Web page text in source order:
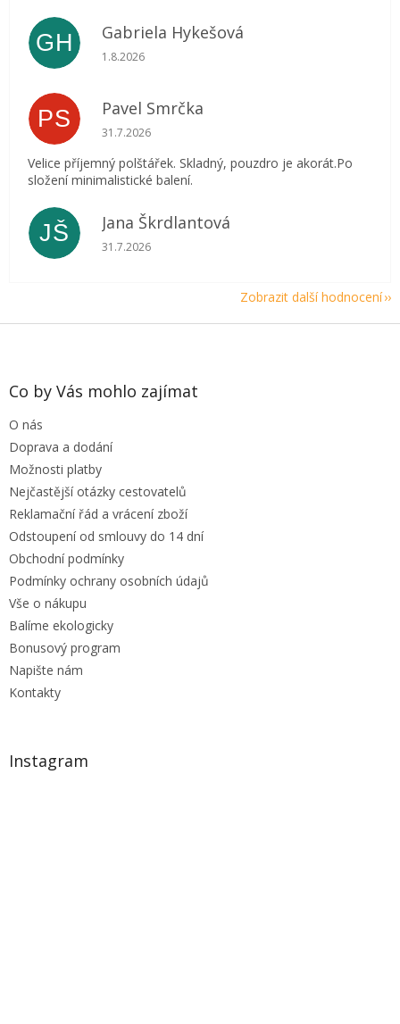
GH Gabriela Hykešová
Hodnocení obchodu je 5 z 5 hvězdiček.
1.8.2026
PS Pavel Smrčka
Hodnocení obchodu je 5 z 5 hvězdiček.
31.7.2026
Velice příjemný polštářek. Skladný, pouzdro je akorát.Po
složení minimalistické balení.
JŠ Jana Škrdlantová
Hodnocení obchodu je 5 z 5 hvězdiček.
31.7.2026
Zobrazit další hodnocení
Z
Co by Vás mohlo zajímat
O nás
Doprava a dodání
Možnosti platby
Nejčastější otázky cestovatelů
Reklamační řád a vrácení zboží
Odstoupení od smlouvy do 14 dní
Obchodní podmínky
Podmínky ochrany osobních údajů
Vše o nákupu
Balíme ekologicky
Bonusový program
Napište nám
Kontakty
Instagram